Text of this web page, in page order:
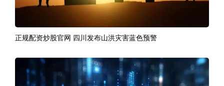
正规配资炒股官网 四川发布山洪灾害蓝色预警